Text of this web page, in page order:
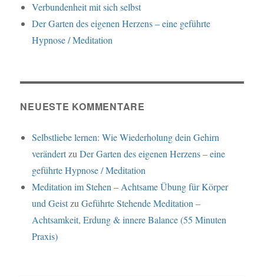
Verbundenheit mit sich selbst
Der Garten des eigenen Herzens – eine geführte
Hypnose / Meditation
NEUESTE KOMMENTARE
Selbstliebe lernen: Wie Wiederholung dein Gehirn
verändertzuDer Garten des eigenen Herzens – eine
geführte Hypnose / Meditation
Meditation im Stehen – Achtsame Übung für Körper
und GeistzuGeführte Stehende Meditation –
Achtsamkeit, Erdung & innere Balance (55 Minuten
Praxis)